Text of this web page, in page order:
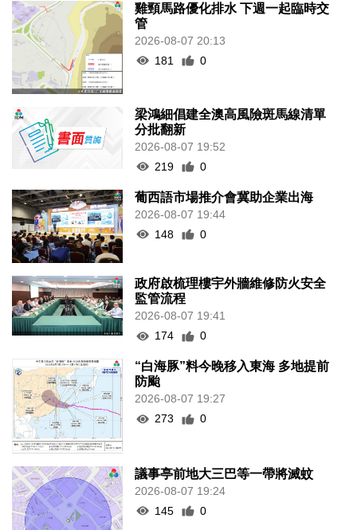
雞頸馬路優化排水 下週一起臨時交
管
2026-08-07 20:13
181
0
梁鴻細倡建全澳高風險斑馬線清單
分批翻新
2026-08-07 19:52
219
0
葡西語市場推介會冀助企業出海
2026-08-07 19:44
148
0
政府啟梳理樓宇外牆維修防火安全
監管流程
2026-08-07 19:41
174
0
“白海豚”料今晚移入東海 多地提前
防颱
2026-08-07 19:27
273
0
議事亭前地大三巴等一帶將滅蚊
2026-08-07 19:24
145
0